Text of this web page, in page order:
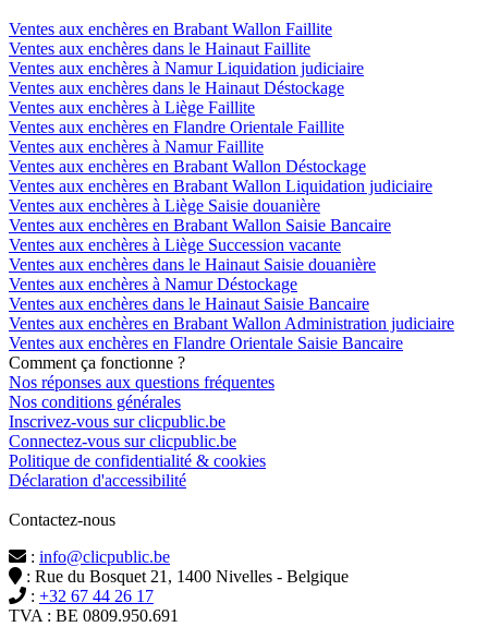
Ventes aux enchères en Brabant Wallon Faillite
Ventes aux enchères dans le Hainaut Faillite
Ventes aux enchères à Namur Liquidation judiciaire
Ventes aux enchères dans le Hainaut Déstockage
Ventes aux enchères à Liège Faillite
Ventes aux enchères en Flandre Orientale Faillite
Ventes aux enchères à Namur Faillite
Ventes aux enchères en Brabant Wallon Déstockage
Ventes aux enchères en Brabant Wallon Liquidation judiciaire
Ventes aux enchères à Liège Saisie douanière
Ventes aux enchères en Brabant Wallon Saisie Bancaire
Ventes aux enchères à Liège Succession vacante
Ventes aux enchères dans le Hainaut Saisie douanière
Ventes aux enchères à Namur Déstockage
Ventes aux enchères dans le Hainaut Saisie Bancaire
Ventes aux enchères en Brabant Wallon Administration judiciaire
Ventes aux enchères en Flandre Orientale Saisie Bancaire
Comment ça fonctionne ?
Nos réponses aux questions fréquentes
Nos conditions générales
Inscrivez-vous sur clicpublic.be
Connectez-vous sur clicpublic.be
Politique de confidentialité & cookies
Déclaration d'accessibilité
Contactez-nous
: info@clicpublic.be
: Rue du Bosquet 21, 1400 Nivelles - Belgique
: +32 67 44 26 17
TVA : BE 0809.950.691